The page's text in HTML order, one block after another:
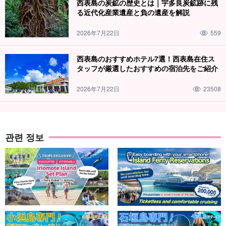
西表島の炭鉱の歴史とは｜宇多良炭鉱跡に残
る近代化産業遺産と負の遺産を解説
2026年7月22日 559
西表島のおすすめホテル7選！西表島在住ス
タッフが厳選したおすすめの宿泊先をご紹介
2026年7月22日 23508
관련 정보